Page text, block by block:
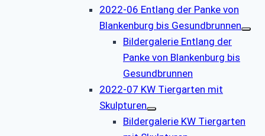
2022-06 Entlang der Panke von
Blankenburg bis Gesundbrunnen
Bildergalerie Entlang der
Panke von Blankenburg bis
Gesundbrunnen
2022-07 KW Tiergarten mit
Skulpturen
Bildergalerie KW Tiergarten